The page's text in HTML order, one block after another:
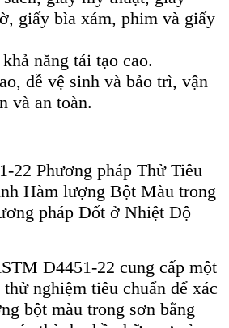
giấy bìa xám, phim và giấy
năng tái tạo cao.
dễ vệ sinh và bảo trì, vận
và an toàn.
22 Phương pháp Thử Tiêu
Hàm lượng Bột Màu trong
pháp Đốt ở Nhiệt Độ
D4451-22 cung cấp một
nghiệm tiêu chuẩn để xác
bột màu trong sơn bằng